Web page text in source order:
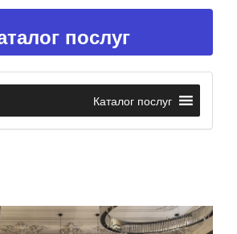
послуг
Каталог послуг